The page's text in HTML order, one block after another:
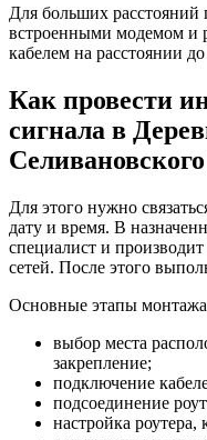
Для больших
встроенными модемом и
кабелем на расстоянии
Как провести
сигнала в
Для этого нужно
дату и время. В
специалист и
сетей. После этого
Основные этапы
выбор места
закрепление;
подключение
подсоединение
настройка роутера,